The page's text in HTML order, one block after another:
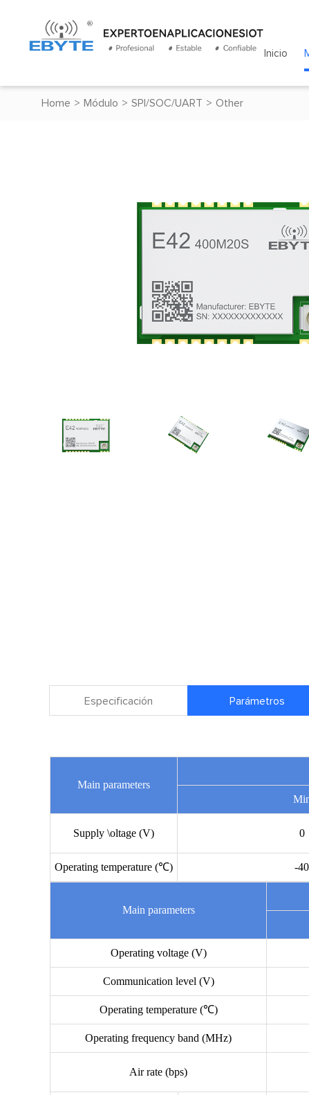
Inicio
Home > Módulo > SPI/SOC/UART > Other
Especificación Parámetros
Main parameters
Supply \oltage (V) 0
Operating temperature (℃) -40
Main parameters
Operating voltage (V)
Communication level (V)
Operating temperature (℃)
Operating frequency band (MHz)
Air rate (bps)